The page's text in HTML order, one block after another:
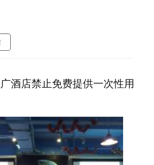
酒店禁止免费提供一次性用